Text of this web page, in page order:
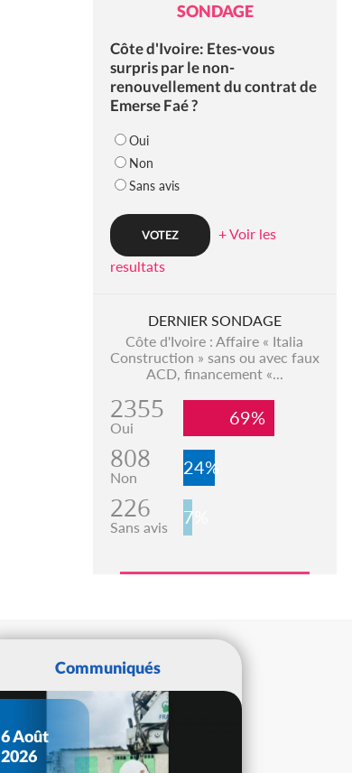
SONDAGE
Côte d'Ivoire: Etes-vous
surpris par le non-
renouvellement du contrat de
Emerse Faé ?
Oui
Non
Sans avis
+ Voir les
resultats
DERNIER SONDAGE
Côte d'Ivoire : Affaire « Italia
Construction » sans ou avec faux
ACD, financement «...
2355
Oui 69%
808
Non 24%
226
Sans avis 7%
Communiqués
6 Août
2026